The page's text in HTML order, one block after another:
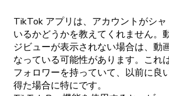
TikTok アプリは、アカウントがシ
いるかどうかを教えてくれません。
ジビューが表示されない場合は、動
なっている可能性があります。これ
フォロワーを持っていて、以前に良
得た場合に特にです。